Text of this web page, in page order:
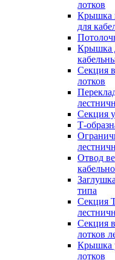
лотков
Крышка
для
Крышка
Секция
лотков
Секция
Т-
Отвод
типа
Секция
Секция
лотков
Крышка
лотков